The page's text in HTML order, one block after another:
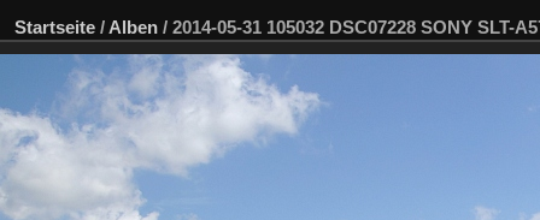
Startseite / Alben / 2014-05-31 105032 DSC07228 SONY SLT-